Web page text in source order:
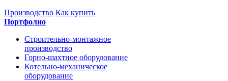
Производство Как купить
Портфолио
Строительно-монтажное
производство
Горно-шахтное оборудование
Котельно-механическое
оборудование